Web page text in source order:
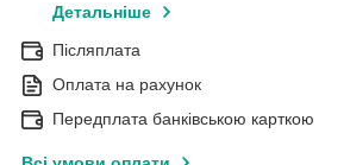
Детальніше
Післяплата
Оплата на рахунок
Передплата банківською карткою